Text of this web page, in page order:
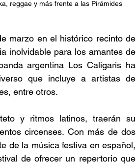
reggae y más frente a las Pirámides
marzo en el histórico recinto de
inolvidable para los amantes de
argentina Los Caligaris ha
que incluye a artistas de
entre otros.
y ritmos latinos, traerán su
circenses. Con más de dos
de la música festiva en español,
de ofrecer un repertorio que